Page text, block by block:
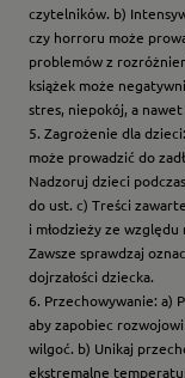
czytelników. b)
czy horroru może
problemów z
książek może
stres, niepokój, a
5. Zagrożenie dla
może prowadzić do
Nadzoruj dzieci
do ust. c) Treści
i młodzieży ze
Zawsze sprawdzaj
dojrzałości dziecka.
6. Przechowywanie: a)
aby zapobiec
wilgoć. b) Unikaj
ekstremalne